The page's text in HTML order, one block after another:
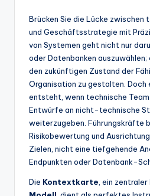
&
S
o
ft
w
Brücken Sie die Lücke zwischen
und Geschäftsstrategie mit
von Systemen geht nicht nur
oder Datenbanken auszuwählen;
den zukünftigen Zustand der
Organisation zu gestalten. Doch
entsteht, wenn technische
Entwürfe an nicht-technische
weiterzugeben. Führungskräfte
Risikobewertung und
Zielen, nicht eine tiefgehende
Endpunkten oder Datenbank-
Die Kontextkarte , ein